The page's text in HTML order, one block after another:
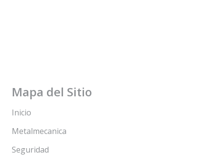
Mapa del Sitio
Inicio
Metalmecanica
Seguridad